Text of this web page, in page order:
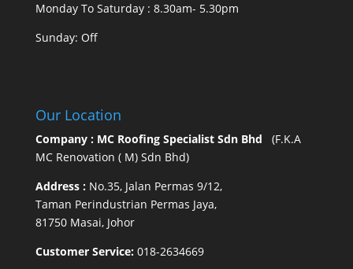
Monday To Saturday : 8.30am- 5.30pm
Sunday: Off
Our Location
Company : MC Roofing Specialist Sdn Bhd (F.K.A
MC Renovation ( M) Sdn Bhd)
Address :No.35, Jalan Permas 9/12,
Taman Perindustrian Permas Jaya,
81750 Masai, Johor
Customer Service:018-2634669